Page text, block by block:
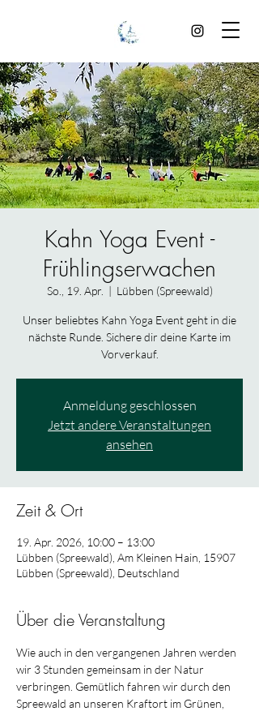
Kahn Yoga Event -
Frühlingserwachen
So., 19. Apr.
  |
Lübben (Spreewald)
Unser beliebtes Kahn Yoga Event geht in die
nächste Runde. Sichere dir deine Karte im
Vorverkauf.
Anmeldung geschlossen
Jetzt andere Veranstaltungen
ansehen
Zeit & Ort
19. Apr. 2026, 10:00 – 13:00
Lübben (Spreewald), Am Kleinen Hain, 15907
Lübben (Spreewald), Deutschland
Über die Veranstaltung
Wie auch in den vergangenen Jahren werden
wir 3 Stunden gemeinsam in der Natur
verbringen. Gemütlich fahren wir durch den
Spreewald an unseren Kraftort im Grünen,